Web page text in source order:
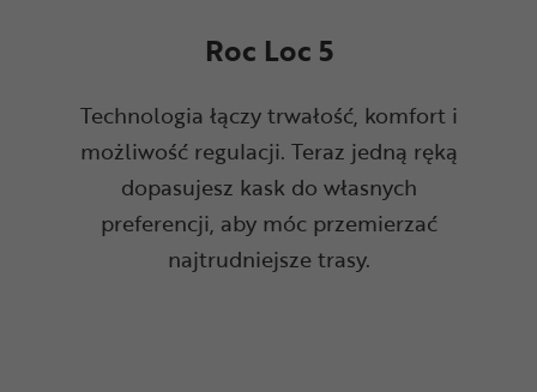
Roc Loc 5
Technologia łączy trwałość, komfort i
możliwość regulacji. Teraz jedną ręką
dopasujesz kask do własnych
preferencji, aby móc przemierzać
najtrudniejsze trasy.